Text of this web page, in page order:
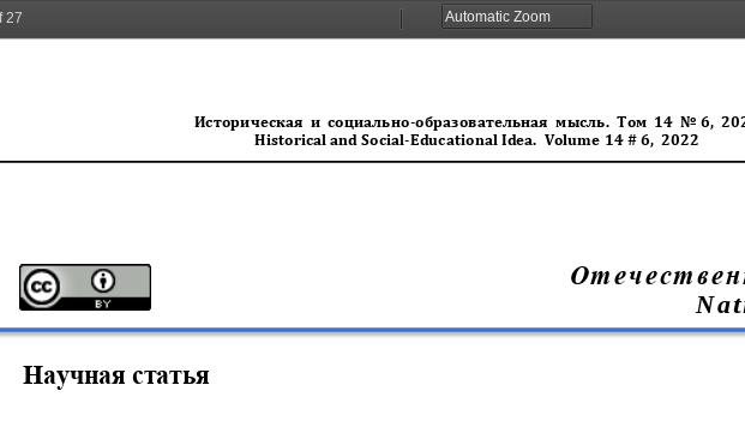
27
Zoom
Zoom
Историческая и социально-образовательная мысль. Toм 14  No 6,
Historical and Social-Educational Idea. Volume 14 # 6, 2022
N a t
Научная статья